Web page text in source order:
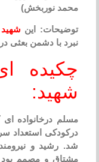
محمد نوربخش)
توضیحات: این شهید
نبرد با دشمن بعثی در
چکیده
شهید:
مسلم درخانواده
درکودکی استعداد
شد. رشید و
مشتاق و مصمم بود